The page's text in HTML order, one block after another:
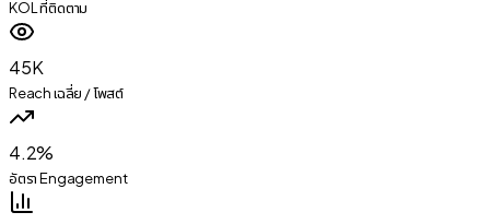
KOL ที่ติดตาม
45K
Reach เฉลี่ย / โพสต์
4.2%
อัตรา Engagement